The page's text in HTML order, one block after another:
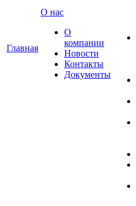
Главная
О нас
О
компании
Новости
Контакты
Документы